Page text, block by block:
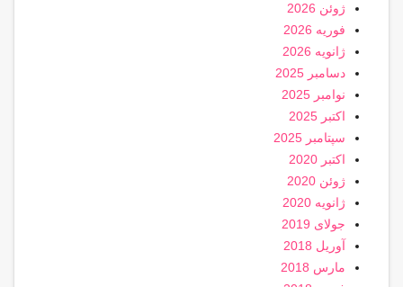
ژوئن 2026
فوریه 2026
ژانویه 2026
دسامبر 2025
نوامبر 2025
اکتبر 2025
سپتامبر 2025
اکتبر 2020
ژوئن 2020
ژانویه 2020
جولای 2019
آوریل 2018
مارس 2018